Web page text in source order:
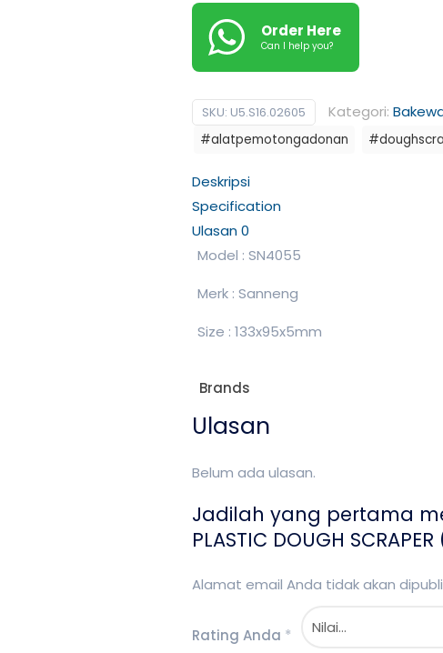
Order Here
Can I help you?
SKU: U5.S16.02605 Kategori:
#alatpemotongadonan
Deskripsi
Specification
Ulasan0
Model : SN4055
Merk : Sanneng
Size : 133x95x5mm
Brands
Ulasan
Belum ada ulasan.
Jadilah yang pertama
PLASTIC DOUGH SCRAPER
Alamat email Anda tidak akan
Rating Anda *